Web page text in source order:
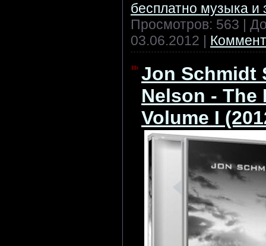
бесплатно музыка и
Просмотров: 563 |
03.06.2012
Jon Schmidt
Nelson - The
Volume I